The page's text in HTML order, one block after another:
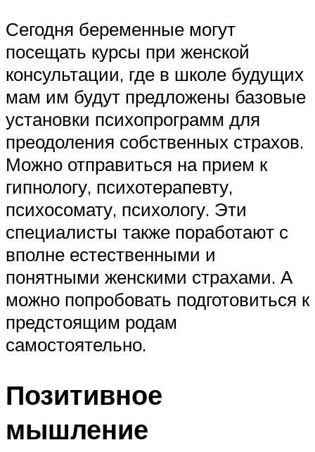
Сегодня беременные могут
посещать курсы при женской
консультации, где в школе будущих
мам им будут предложены базовые
установки психопрограмм для
преодоления собственных страхов.
Можно отправиться на прием к
гипнологу, психотерапевту,
психосомату, психологу. Эти
специалисты также поработают с
вполне естественными и
понятными женскими страхами. А
можно попробовать подготовиться к
предстоящим родам
самостоятельно.
Позитивное
мышление